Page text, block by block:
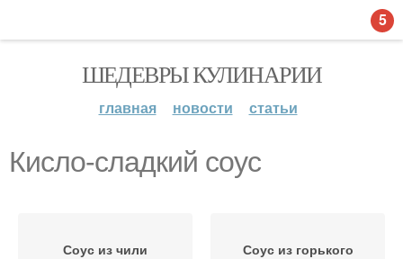
ШЕДЕВРЫ КУЛИНАРИИ
главная новости статьи
Кисло-сладкий соус
Соус из чили Соус из горького
5